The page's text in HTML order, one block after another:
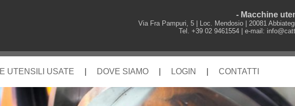
- Macchine
Via Fra Pampuri, 5 | Loc. Mendosio | 20081
Tel. +39 02 9461554 | e-mail:
UTENSILI USATE DOVE SIAMO| LOGIN CONTATTI